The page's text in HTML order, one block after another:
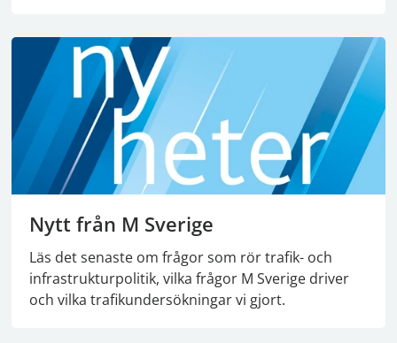
Nytt från M Sverige
Läs det senaste om frågor som rör trafik- och
infrastrukturpolitik, vilka frågor M Sverige driver
och vilka trafikundersökningar vi gjort.